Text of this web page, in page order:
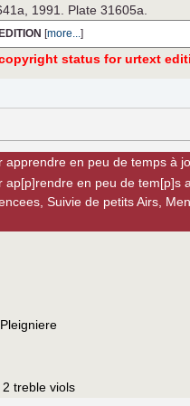
1991. Plate 31605a.
[more...]
status for urtext
apprendre en peu de temps à
ap[p]rendre en peu de
Suivie de petits Airs,
treble viols